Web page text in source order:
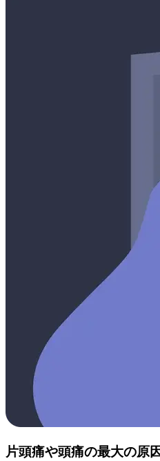
片頭痛や頭痛の最大の原